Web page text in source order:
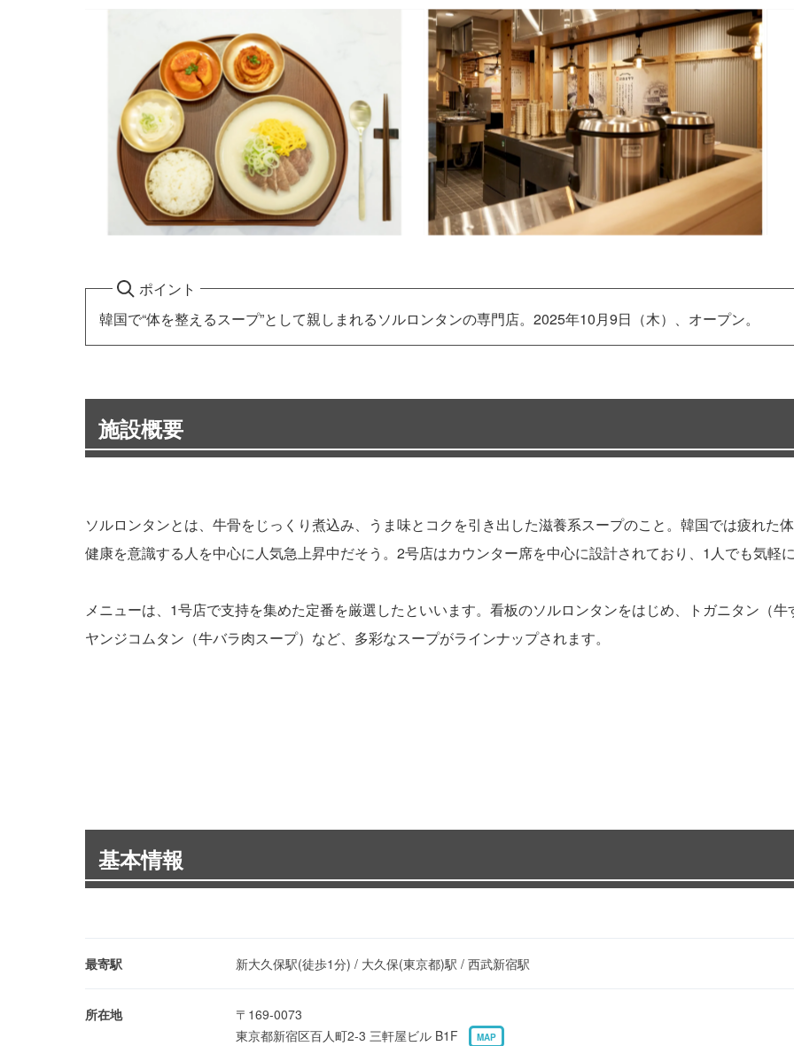
ポイント
韓国で“体を整えるスープ”として親しまれるソルロンタンの専門店。2025年10月9日（木）、オープン。
施設概要
ソルロンタンとは、牛骨をじっくり煮込み、うま味とコクを引き出した滋養系スープのこと。韓国では疲れた
健康を意識する人を中心に人気急上昇中だそう。2号店はカウンター席を中心に設計されており、1人でも気軽
メニューは、1号店で支持を集めた定番を厳選したといいます。看板のソルロンタンをはじめ、トガニタン（
ヤンジコムタン（牛バラ肉スープ）など、多彩なスープがラインナップされます。
基本情報
最寄駅 新大久保駅(徒歩1分) / 大久保(東京都)駅 / 西武新宿駅
所在地
〒169-0073
東京都新宿区百人町2-3 三軒屋ビル B1F
MAP